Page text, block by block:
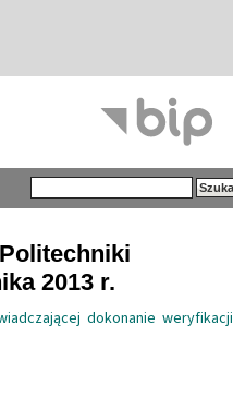
2013 r.
dokonanie weryfikacji